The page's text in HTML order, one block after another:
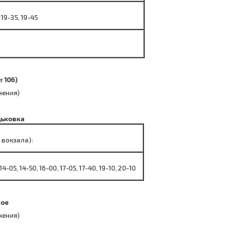
19-35, 19-45
106)
05, 14-50, 16-00, 17-05, 17-40, 19-10, 20-10